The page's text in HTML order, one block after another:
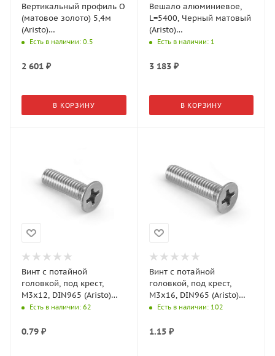
Вертикальный профиль О
(матовое золото) 5,4м
(Aristo)
AS0482.VP540.GLMAN.CJ
Есть в наличии: 0.5
2 601 ₽
В КОРЗИНУ
Вешало алюминиевое,
L=5400, Черный матовый
(Aristo)
AA0717.VP540.BKSPC.CJ
Есть в наличии: 1
3 183₽
В КОРЗИНУ
Винт с потайной
головкой, под крест,
М3х12, DIN965 (Aristo)
NA0312.VP000.ZN0EP.RM
Есть в наличии: 62
0.79 ₽
Винт с потайной
головкой, под крест,
М3х16, DIN965 (Aristo)
NA0316.VP000.ZN0EP.RM
Есть в наличии: 102
1.15₽